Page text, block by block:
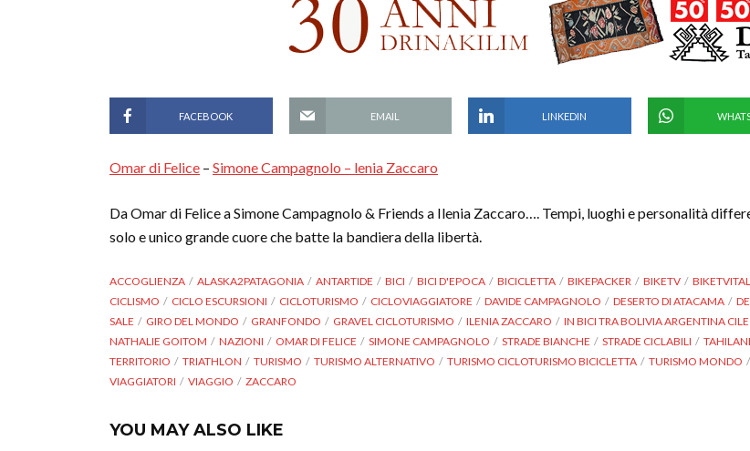
FACEBOOK EMAIL LINKEDIN
Omar di Felice – Simone Campagnolo – lenia Zaccaro
Da Omar di Felice a Simone Campagnolo & Friends a Ilenia Zaccaro…. Tempi, luoghi e personalità
solo e unico grande cuore che batte la bandiera della libertà.
ACCOGLIENZA ALASKA2PATAGONIA ANTARTIDE BICI BICI D'EPOCA BICICLETTA BIKEPACKER BIKETV
CICLISMO
CICLO ESCURSIONI CICLOTURISMO CICLOVIAGGIATORE DAVIDE CAMPAGNOLO DESERTO DI ATACAMA
SALE
GIRO DEL MONDO GRANFONDO GRAVEL CICLOTURISMO ILENIA ZACCARO
IN BICI TRA BOLIVIA ARGENTINA CILE
NATHALIE GOITOM
NAZIONI OMAR DI FELICE SIMONE CAMPAGNOLO STRADE BIANCHE STRADE CICLABILI
TERRITORIO
TRIATHLON TURISMO TURISMO ALTERNATIVO TURISMO CICLOTURISMO BICICLETTA
TURISMO MONDO
VIAGGIATORI
VIAGGIO ZACCARO
YOU MAY ALSO LIKE